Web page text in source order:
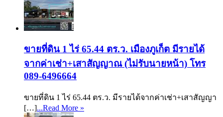
ขายที่ดิน 1 ไร่ 65.44 ตร.ว. เมืองภูเก็ต มีรายได้
จากค่าเช่า+เสาสัญญาณ (ไม่รับนายหน้า) โทร
089-6496664
ขายที่ดิน 1 ไร่ 65.44 ตร.ว. มีรายได้จากค่าเช่า+เสาสัญญา
[…]...Read More »